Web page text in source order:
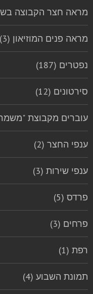
מראה חצר הקבוצה
מראה פנים המוזיאון (3)
נפטרים (187)
סירטונים (12)
עוברים מקבוצת
ענפי החצר (2)
ענפי שירות (3)
פרדס (5)
פרחים (3)
רפת (1)
תמונת השבוע (4)